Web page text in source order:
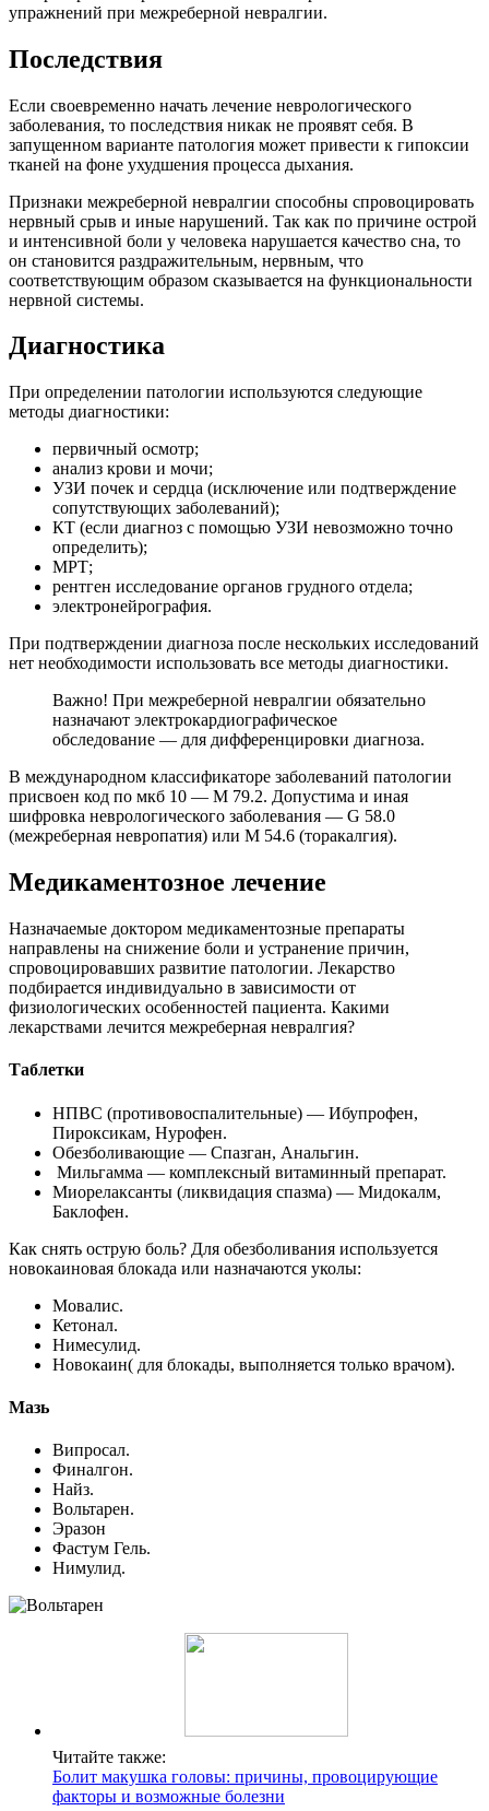
упражнений при межреберной невралгии.
Последствия
Если своевременно начать лечение неврологического
заболевания, то последствия никак не проявят себя. В
запущенном варианте патология может привести к гипоксии
тканей на фоне ухудшения процесса дыхания.
Признаки межреберной невралгии способны спровоцировать
нервный срыв и иные нарушений. Так как по причине острой
и интенсивной боли у человека нарушается качество сна, то
он становится раздражительным, нервным, что
соответствующим образом сказывается на функциональности
нервной системы.
Диагностика
При определении патологии используются следующие
методы диагностики:
первичный осмотр;
анализ крови и мочи;
УЗИ почек и сердца (исключение или подтверждение
сопутствующих заболеваний);
КТ (если диагноз с помощью УЗИ невозможно точно
определить);
МРТ;
рентген исследование органов грудного отдела;
электронейрография.
При подтверждении диагноза после нескольких исследований
нет необходимости использовать все методы диагностики.
Важно! При межреберной невралгии обязательно
назначают электрокардиографическое
обследование — для дифференцировки диагноза.
В международном классификаторе заболеваний патологии
присвоен код по мкб 10 — М 79.2. Допустима и иная
шифровка неврологического заболевания — G 58.0
(межреберная невропатия) или М 54.6 (торакалгия).
Медикаментозное лечение
Назначаемые доктором медикаментозные препараты
направлены на снижение боли и устранение причин,
спровоцировавших развитие патологии. Лекарство
подбирается индивидуально в зависимости от
физиологических особенностей пациента. Какими
лекарствами лечится межреберная невралгия?
Таблетки
НПВС (противовоспалительные) — Ибупрофен,
Пироксикам, Нурофен.
Обезболивающие — Спазган, Анальгин.
Мильгамма — комплексный витаминный препарат.
Миорелаксанты (ликвидация спазма) — Мидокалм,
Баклофен.
Как снять острую боль? Для обезболивания используется
новокаиновая блокада или назначаются уколы:
Мовалис.
Кетонал.
Нимесулид.
Новокаин( для блокады, выполняется только врачом).
Мазь
Випросал.
Финалгон.
Найз.
Вольтарен.
Эразон
Фастум Гель.
Нимулид.
Читайте также:
Болит макушка головы: причины, провоцирующие
факторы и возможные болезни